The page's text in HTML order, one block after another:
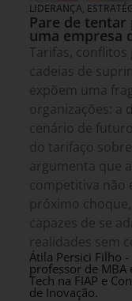
LIDERANÇA,
Pare de
uma empresa
Tarifas,
cadeias de
expõem uma
organizações: a
cenário de
do tarifaço
argumenta que
competitiva não
próximo
capazes de se
realidades sem
Átila Persici Filho -
professor de MBA
Tech na FIAP e
de Inovação.